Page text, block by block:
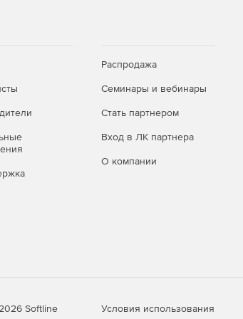
Распродажа
Семинары и вебинары
Стать партнером
Вход в ЛК партнера
О компании
Softline Условия использования